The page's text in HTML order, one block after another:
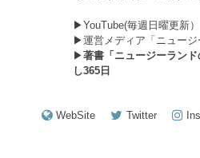
▶︎YouTube(毎週日曜更新）
▶︎運営メディア「ニュージ
▶︎著書「ニュージーラン
し365日
WebSite Twitter